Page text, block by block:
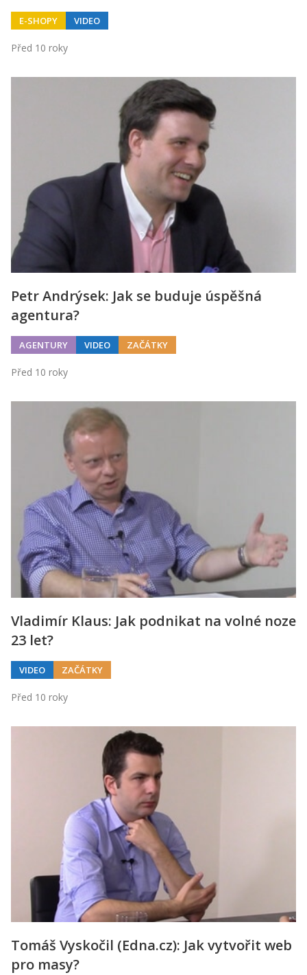
E-SHOPY VIDEO
Před 10 roky
Petr Andrýsek: Jak se buduje úspěšná
agentura?
AGENTURY VIDEO ZAČÁTKY
Před 10 roky
Vladimír Klaus: Jak podnikat na volné noze
23 let?
VIDEO ZAČÁTKY
Před 10 roky
Tomáš Vyskočil (Edna.cz): Jak vytvořit web
pro masy?